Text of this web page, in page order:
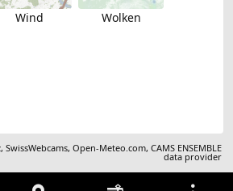
Wind Wolken
,SwissWebcams,Open-Meteo.com,CAMS ENSEMBLE
data provider